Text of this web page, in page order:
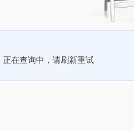
正在查询中，请刷新重试